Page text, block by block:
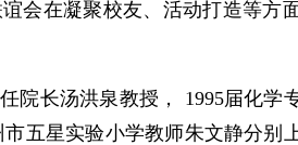
会在凝聚校友、活动打造等方
院长汤洪泉教授， 1995届化学
五星实验小学教师朱文静分别